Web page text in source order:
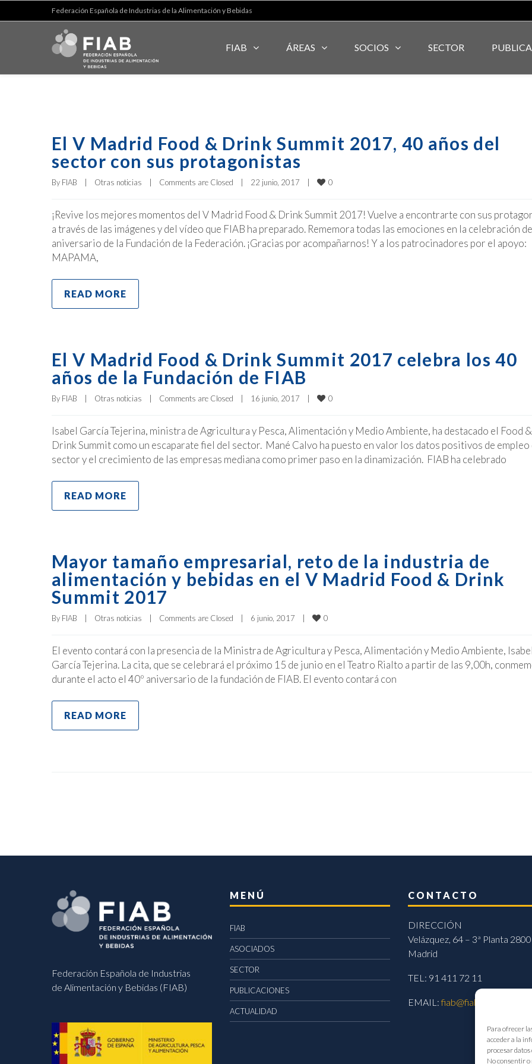
Para ofrecer
acceder a la
procesar
No consentir
Federación Española de Industrias de la Alimentación y Bebidas
FIAB ÁREAS SOCIOS SECTOR
El V Madrid Food & Drink Summit 2017, 40 años del
sector con sus protagonistas
By FIAB Otras noticias Comments are Closed 22 junio, 2017 0
¡Revive los mejores momentos del V Madrid Food & Drink Summit 2017! Vuelve a encontrarte con sus
a través de las imágenes y del vídeo que FIAB ha preparado. Rememora todas las emociones en la celebración
aniversario de la Fundación de la Federación. ¡Gracias por acompañarnos! Y a los patrocinadores por el apoyo:
MAPAMA,
READ MORE
El V Madrid Food & Drink Summit 2017 celebra los 40
años de la Fundación de FIAB
By FIAB Otras noticias Comments are Closed 16 junio, 2017 0
Isabel García Tejerina, ministra de Agricultura y Pesca, Alimentación y Medio Ambiente, ha destacado el Food &
Drink Summit como un escaparate fiel del sector. Mané Calvo ha puesto en valor los datos positivos de empleo
sector y el crecimiento de las empresas mediana como primer paso en la dinamización. FIAB ha celebrado
READ MORE
Mayor tamaño empresarial, reto de la industria de
alimentación y bebidas en el V Madrid Food & Drink
Summit 2017
By FIAB Otras noticias Comments are Closed 6 junio, 2017 0
El evento contará con la presencia de la Ministra de Agricultura y Pesca, Alimentación y Medio Ambiente, Isabel
García Tejerina. La cita, que se celebrará el próximo 15 de junio en el Teatro Rialto a partir de las 9,00h,
durante el acto el 40º aniversario de la fundación de FIAB. El evento contará con
READ MORE
Federación Española de Industrias
de Alimentación y Bebidas (FIAB)
MENÚ
FIAB
ASOCIADOS
SECTOR
PUBLICACIONES
ACTUALIDAD
CONTACTO
DIRECCIÓN
Velázquez, 64 – 3ª Planta
Madrid
TEL: 91 411 72 11
EMAIL:fiab@fiab.es